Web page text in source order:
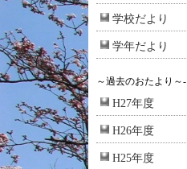
学校だより
学年だより
～過去のおたより～-
H27年度
H26年度
H25年度